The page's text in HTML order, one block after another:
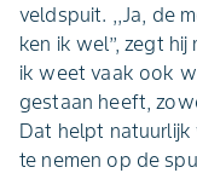
veldspuit. ,,Ja, de
ken ik wel’’, zegt
ik weet vaak ook
gestaan heeft,
Dat helpt natuurlijk
te nemen op de